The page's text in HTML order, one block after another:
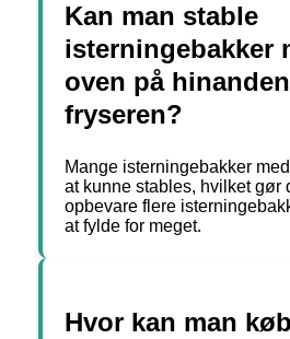
Kan man stable
isterningebakker
oven på
fryseren?
Mange isterningebakker
at kunne stables, hvilket gør
opbevare flere
at fylde for meget.
Hvor kan man